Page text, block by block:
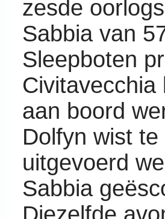
zesde
Sabbia van
Sleepboten
aan boord
Dolfyn wist
uitgevoerd
Sabbia